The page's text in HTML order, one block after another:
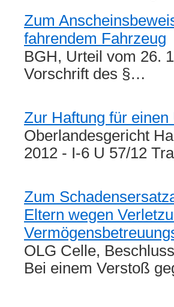
Zum
fahrendem Fahrzeug
BGH, Urteil vom 26.
Vorschrift des §…
Zur Haftung für
Oberlandesgericht
2012 - I-6 U 57/12
Zum
Eltern wegen
OLG Celle,
Bei einem Verstoß